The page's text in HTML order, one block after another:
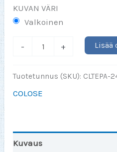
KUVAN VÄRI
Valkoinen
-
Colors
print)
+ Lisää
Tuotetunnus (SKU): CLTEPA-
COLOSE
Kuvaus